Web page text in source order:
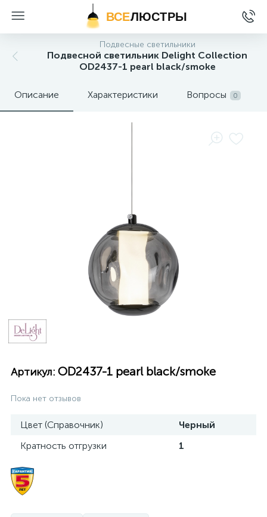
ВСЕЛЮСТРЫ
Подвесные светильники
Подвесной светильник Delight Collection
OD2437-1 pearl black/smoke
Описание Характеристики Вопросы 0
Артикул: OD2437-1 pearl black/smoke
Пока нет отзывов
Цвет (Справочник)
Черный
Кратность отгрузки
1